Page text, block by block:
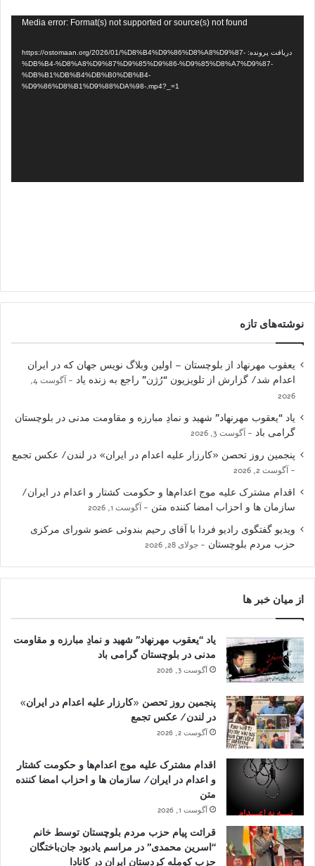
Media error: Format(s) not supported or source(s) not found
دریافت پرونده: https://ostomaan.org/2026/01/%D8%B4%D9%86%D8%A8%D9%87-
%DB%B4-%D8%A8%D9%87%D9%85%D9%86-%D9%85%D8%A7%D9%87-
%DB%B1%DB%B4%DB%B0%DB%B4-
%D9%86%D8%B1%D9%88%DA%98-.mp4?_=1
نوشته‌های تازه
یعقوب مهرنهاد از بلوچستان – اولین وبلاگ نویس جهان که در ایران
اعدام شد/ گزارش از تلویزیون “رُژن” راجع به زنده یاد
آگوست 4,
2026
یاد “یعقوب مهرنهاد” شهید و نمادِ مبارزه و مقاومت مدنی در بلوچستان
گرامی باد
آگوست 3, 2026
پنجمین روز تحصن «کارزار علیه اعدام در ایران» در لندن/ عکس تجمع
آگوست 2, 2026
اقدام مشترک علیه موج اعدام‌ها و حکومت کشتار و اعدام در ایران/
سازمان ها و احزاب امضا کننده متن
آگوست 1, 2026
ویدیو گفتگوی رادیو فردا با آقای رحیم بندوئی عضو شورای مرکزی
حزب مردم بلوچستان
جولای 28, 2026
از میان خبر ها
یاد “یعقوب مهرنهاد” شهید و نمادِ مبارزه و مقاومت
مدنی در بلوچستان گرامی باد
آگوست 3, 2026
پنجمین روز تحصن «کارزار علیه اعدام در ایران»
در لندن/ عکس تجمع
آگوست 2, 2026
اقدام مشترک علیه موج اعدام‌ها و حکومت کشتار
و اعدام در ایران/ سازمان ها و احزاب امضا کننده
متن
آگوست 1, 2026
قرائت پیام حزب مردم بلوچستان توسط خانم
“اسرین محمدی” در مراسم یادبود جان‌باختگان
حزب کومله کردستان ایران در کانادا